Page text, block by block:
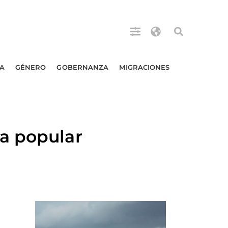
GÉNERO GOBERNANZA MIGRACIONES
popular